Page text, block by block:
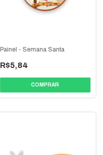
Painel - Semana Santa
R$5,84